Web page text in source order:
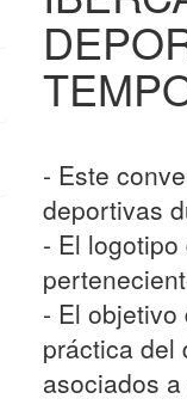
- Este
deportivas
- El
- El
práctica del
asociados